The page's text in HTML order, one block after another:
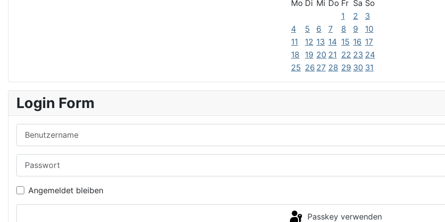
Mo Di Mi Do Fr Sa So
1
2
3
4
5 6 7 8 9
10
11
12 13 14 15 16 17
18
19 20 21 22 23 24
25 26 27 28 29 30 31
Login Form
Angemeldet bleiben
Passkey verwenden